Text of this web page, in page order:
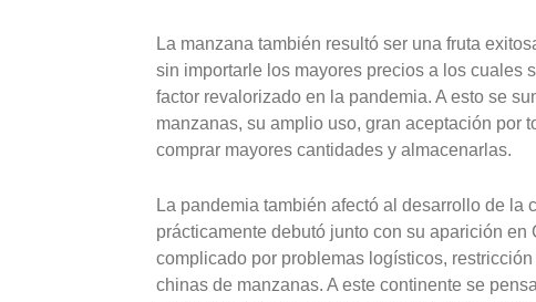
La manzana también resultó ser una fruta
sin importarle los mayores precios a los cuales
factor revalorizado en la pandemia. A esto se
manzanas, su amplio uso, gran aceptación por
comprar mayores cantidades y almacenarlas.
La pandemia también afectó al desarrollo de la
prácticamente debutó junto con su aparición
complicado por problemas logísticos,
chinas de manzanas. A este continente se